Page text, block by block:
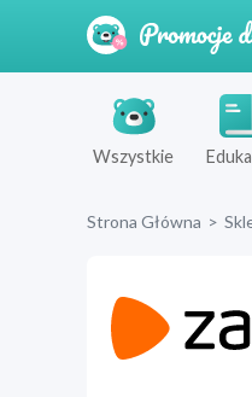
Wszystkie
Strona Główna >